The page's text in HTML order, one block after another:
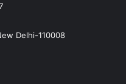
Delhi-110008